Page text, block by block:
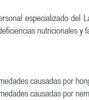
especializado del
nutricionales y
causadas por
causadas por